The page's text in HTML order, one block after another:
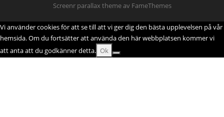
Screenr parallax themeav FameThemes
Vi använder cookies för att se till att vi ger dig den bästa upplevelsen på vår
hemsida. Om du fortsätter att använda den här webbplatsen kommer vi
att anta att du godkänner detta. Ok